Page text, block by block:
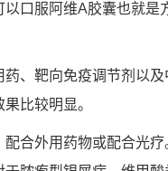
口服阿维A胶囊也就
、靶向免疫调节剂以
比较明显。
合外用药物或配合光